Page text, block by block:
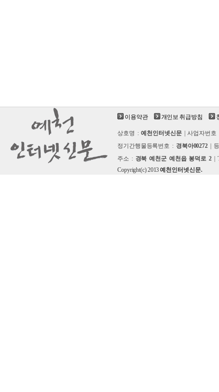
이용약관 개인보 취급방침
상호명 :예천인터넷신문| 사업자번
정기간행물등록번호 : 경북아00272 |
주소 : 경북 예천군 예천읍 봉덕로 2|
Copyright(c) 2013예천인터넷신문.